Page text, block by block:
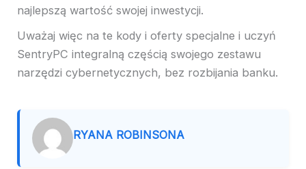
najlepszą wartość swojej inwestycji.
Uważaj więc na te kody i oferty specjalne i uczyń
SentryPC integralną częścią swojego zestawu
narzędzi cybernetycznych, bez rozbijania banku.
RYANA ROBINSONA